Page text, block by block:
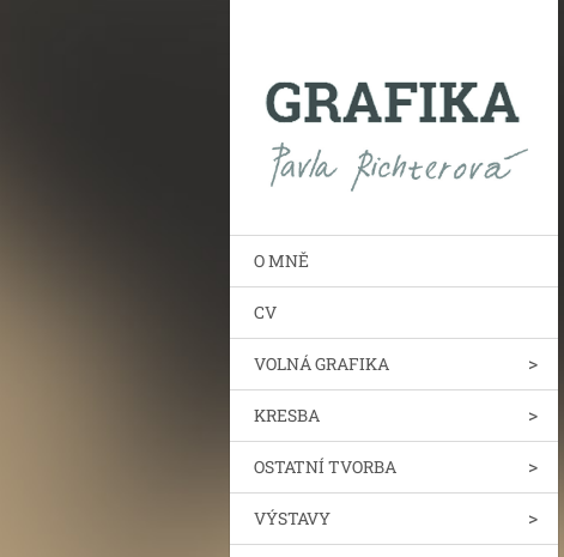
O MNĚ
CV
VOLNÁ GRAFIKA
KRESBA
OSTATNÍ TVORBA
VÝSTAVY